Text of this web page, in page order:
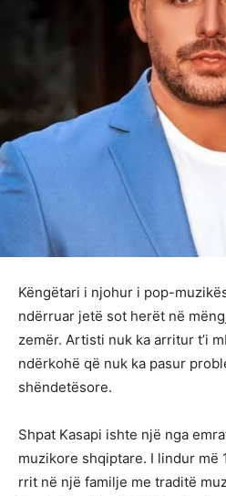
Këngëtari i njohur i pop-
ndërruar jetë sot herët në
zemër. Artisti nuk ka arritur t’i
ndërkohë që nuk ka pasur
shëndetësore.
Shpat Kasapi ishte një nga
muzikore shqiptare. I lindur më
rrit në një familje me traditë